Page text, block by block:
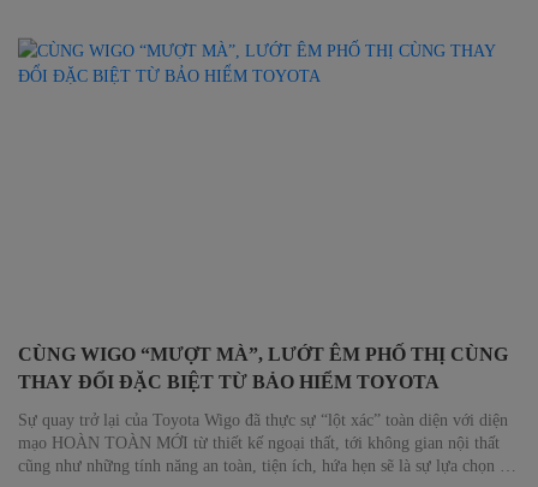
CÙNG WIGO “MƯỢT MÀ”, LƯỚT ÊM PHỐ THỊ CÙNG
THAY ĐỔI ĐẶC BIỆT TỪ BẢO HIỂM TOYOTA
Sự quay trở lại của Toyota Wigo đã thực sự “lột xác” toàn diện với diện
mạo HOÀN TOÀN MỚI từ thiết kế ngoại thất, tới không gian nội thất
cũng như những tính năng an toàn, tiện ích, hứa hẹn sẽ là sự lựa chọn tối